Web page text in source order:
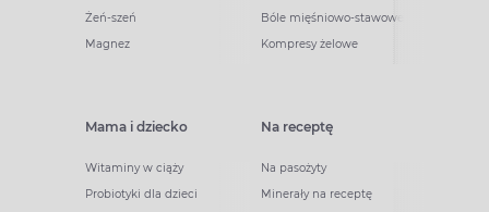
Żeń-szeń
Magnez
Bóle mięśniowo-stawowe
Kompresy żelowe
Mama i dziecko
Witaminy w ciąży
Probiotyki dla dzieci
Na receptę
Na pasożyty
Minerały na receptę